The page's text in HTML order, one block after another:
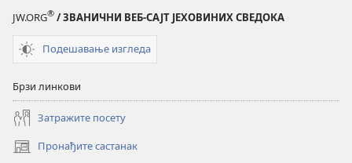
JW.ORG® / ЗВАНИЧНИ ВЕБ-САЈТ ЈЕХОВИНИХ СВЕДОКА
Подешавање изгледа
Брзи линкови
Затражите посету
Пронађите састанак
(отвара